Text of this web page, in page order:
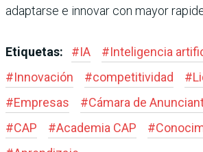
adaptarse e innovar con mayor
Etiquetas: #IA #Inteligencia
#Innovación #competitividad #
#Empresas #Cámara de
#CAP #Academia CAP #